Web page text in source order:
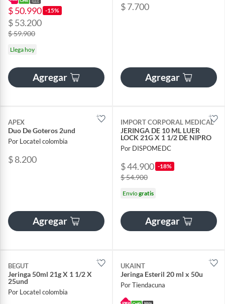
$ 50.990 -15%
$ 53.200
$ 59.900
Llega hoy
Agregar
$ 7.700
Agregar
APEX
Duo De Goteros 2und
Por Locatel colombia
$ 8.200
Agregar
IMPORT CORPORAL MEDICAL
JERINGA DE 10 ML LUER
LOCK 21G X 1 1/2 DE NIPRO
Por DISPOMEDC
$ 44.900 -18%
$ 54.900
Envíogratis
Agregar
BEGUT
Jeringa 50ml 21g X 1 1/2 X
25und
Por Locatel colombia
UKAINT
Jeringa Esteril 20 ml x 50u
Por Tiendacuna